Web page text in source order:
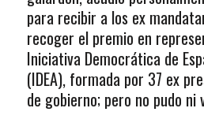
para recibir a los ex
recoger el premio en
Iniciativa Democrática de
(IDEA), formada por 37 ex
de gobierno; pero no pudo ni